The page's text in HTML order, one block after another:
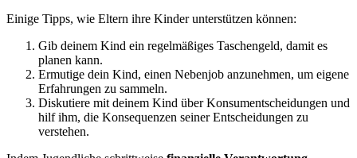
Einige Tipps, wie Eltern ihre Kinder unterstützen können:
Gib deinem Kind ein regelmäßiges Taschengeld, damit es
planen kann.
Ermutige dein Kind, einen Nebenjob anzunehmen, um eigene
Erfahrungen zu sammeln.
Diskutiere mit deinem Kind über Konsumentscheidungen und
hilf ihm, die Konsequenzen seiner Entscheidungen zu
verstehen.